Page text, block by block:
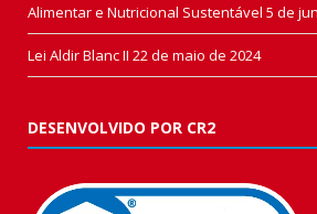
Alimentar e Nutricional Sustentável 5 de
Lei Aldir Blanc II 22 de maio de 2024
DESENVOLVIDO POR CR2